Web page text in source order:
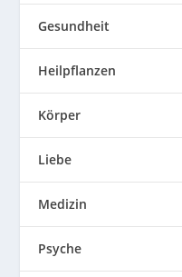
Gesundheit
Heilpflanzen
Körper
Liebe
Medizin
Psyche